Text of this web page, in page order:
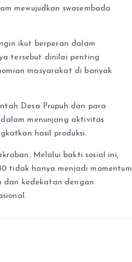
mewujudkan swasembada
ikut berperan dalam
tersebut dinilai penting
masyarakat di banyak
Desa Prupuh dan para
menunjang aktivitas
hasil produksi.
Melalui bakti sosial ini,
tidak hanya menjadi momentum
dan kedekatan dengan